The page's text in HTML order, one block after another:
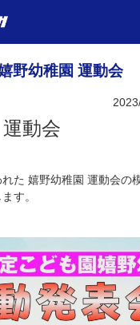
野幼稚園 運動会
動会
た 嬉野幼稚園 運動会の
す。